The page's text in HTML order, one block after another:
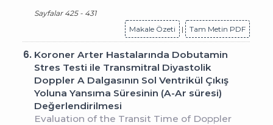
Sayfalar 425 - 431
Makale Özeti
| Tam Metin PDF
6. Koroner Arter Hastalarında Dobutamin
Stres Testi ile Transmitral Diyastolik
Doppler A Dalgasının Sol Ventrikül Çıkış
Yoluna Yansıma Süresinin (A-Ar süresi)
Değerlendirilmesi
Evaluation of the Transit Time of Doppler